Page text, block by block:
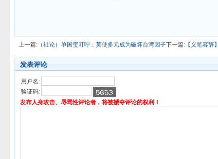
上一篇: （社论）单国玺叮咛：莫使多元成为破坏台湾因子下一篇: 【义笔容辞
发表评论
用户名:
验证码:
发布人身攻击、辱骂性评论者，将被褫夺评论的权利！